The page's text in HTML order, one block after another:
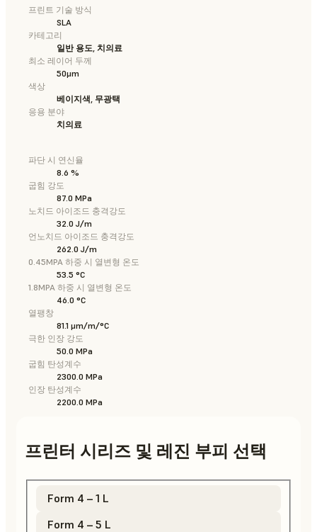
프린트 기술 방식
SLA
카테고리
일반 용도, 치의료
최소 레이어 두께
50μm
색상
베이지색, 무광택
응용 분야
치의료
파단 시 연신율
8.6 %
굽힘 강도
87.0 MPa
노치드 아이조드 충격강도
32.0 J/m
언노치드 아이조드 충격강도
262.0 J/m
0.45MPA 하중 시 열변형 온도
53.5 °C
1.8MPA 하중 시 열변형 온도
46.0 °C
열팽창
81.1 μm/m/°C
극한 인장 강도
50.0 MPa
굽힘 탄성계수
2300.0 MPa
인장 탄성계수
2200.0 MPa
프린터 시리즈 및 레진 부피 선택
Form 4 – 1 L
Form 4 – 5 L